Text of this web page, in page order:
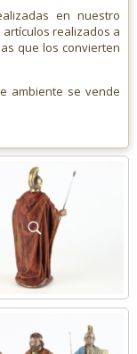
en nuestro
realizados a
que los convierten
ambiente se vende